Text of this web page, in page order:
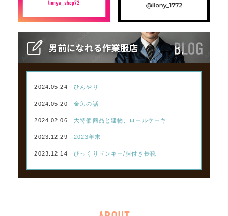
2024.05.24 ひんやり
2024.05.20 金魚の話
2024.02.06 大特価商品と建物、ロールケーキ
2023.12.29 2023年末
2023.12.14 びっくりドンキー/胴付き長靴